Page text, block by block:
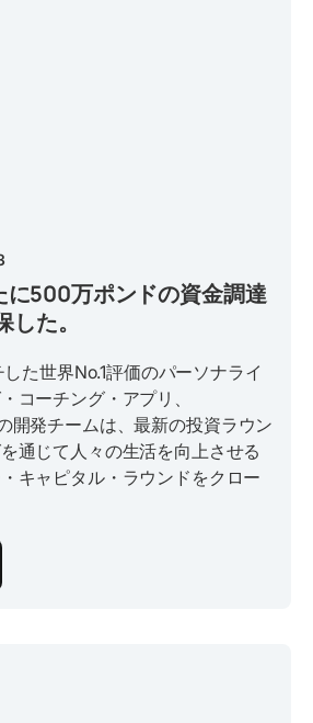
500万ポンドの資金調達
た。
た世界No.1評価のパーソナライ
コーチング・アプリ、
開発チームは、最新の投資ラウン
通じて人々の生活を向上させる
キャピタル・ラウンドをクロー